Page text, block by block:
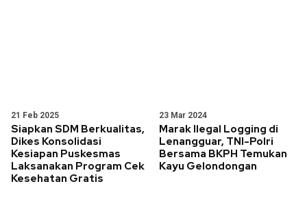
21 Feb 2025
Siapkan SDM Berkualitas,
Dikes Konsolidasi
Kesiapan Puskesmas
Laksanakan Program Cek
Kesehatan Gratis
23 Mar 2024
Marak Ilegal Logging di
Lenangguar, TNI-Polri
Bersama BKPH Temukan
Kayu Gelondongan